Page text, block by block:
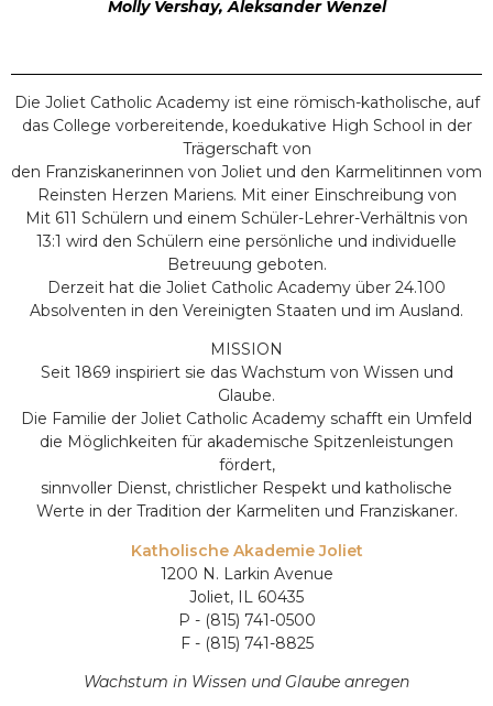
Molly Vershay, Aleksander Wenzel
Die Joliet Catholic Academy ist eine römisch-katholische, auf
das College vorbereitende, koedukative High School in der
Trägerschaft von
den Franziskanerinnen von Joliet und den Karmelitinnen vom
Reinsten Herzen Mariens. Mit einer Einschreibung von
Mit 611 Schülern und einem Schüler-Lehrer-Verhältnis von
13:1 wird den Schülern eine persönliche und individuelle
Betreuung geboten.
Derzeit hat die Joliet Catholic Academy über 24.100
Absolventen in den Vereinigten Staaten und im Ausland.
MISSION
Seit 1869 inspiriert sie das Wachstum von Wissen und
Glaube.
Die Familie der Joliet Catholic Academy schafft ein Umfeld
die Möglichkeiten für akademische Spitzenleistungen
fördert,
sinnvoller Dienst, christlicher Respekt und katholische
Werte in der Tradition der Karmeliten und Franziskaner.
Katholische Akademie Joliet
1200 N. Larkin Avenue
Joliet, IL 60435
P - (815) 741-0500
F - (815) 741-8825
Wachstum in Wissen und Glaube anregen